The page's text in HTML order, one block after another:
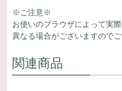
※ご注意※
お使いのブラウザによって実
異なる場合がございますのでご
関連商品